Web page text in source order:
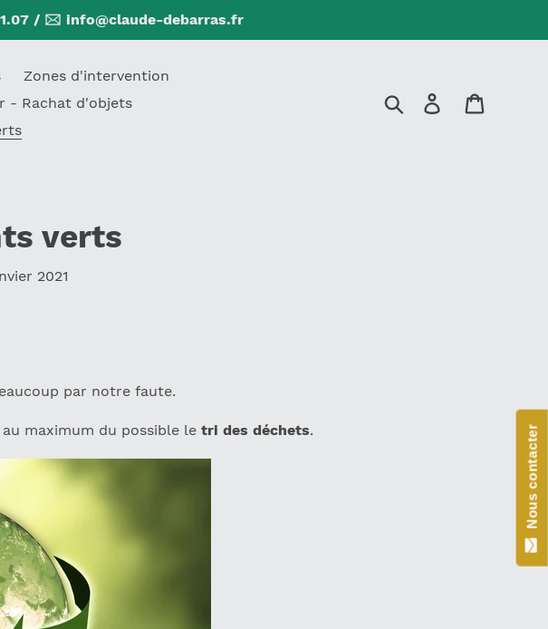
/ 🖂 info@claude-debarras.fr
Zones d'intervention
- Rachat d'objets
RechercherSe connecter
verts
2021
par notre faute.
maximum du possible letri des déchets. Nous contacter